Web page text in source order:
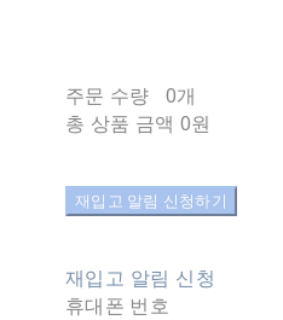
주문 수량
0개
총 상품 금액 0원
재입고 알림 신청하기
재입고 알림 신청
휴대폰 번호